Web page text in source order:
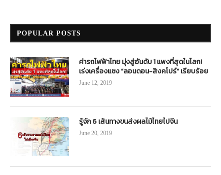
POPULAR POSTS
ค่ารถไฟฟ้าไทย มุ่งสู่อันดับ 1 แพงที่สุดในโลก!
เร่งเครื่องแซง “ลอนดอน-สิงคโปร์” เรียบร้อย
June 12, 2019
รู้จัก 6 เส้นทางขนส่งผลไม้ไทยไปจีน
June 20, 2019